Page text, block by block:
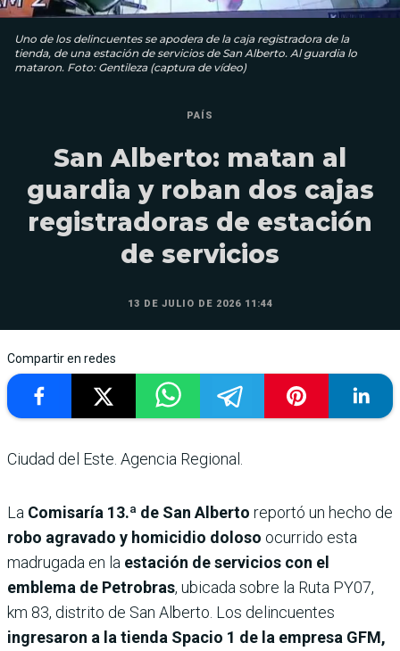
Uno de los delincuentes se apodera de la caja registradora de la
tienda, de una estación de servicios de San Alberto. Al guardia lo
mataron. Foto: Gentileza (captura de vídeo)
PAÍS
San Alberto: matan al
guardia y roban dos cajas
registradoras de estación
de servicios
13 DE JULIO DE 2026 11:44
Compartir en redes
Ciudad del Este. Agencia Regional.
La Comisaría 13.ª de San Alberto reportó un hecho de
robo agravado y homicidio doloso ocurrido esta
madrugada en la estación de servicios con el
emblema de Petrobras, ubicada sobre la Ruta PY07,
km 83, distrito de San Alberto. Los delincuentes
ingresaron a la tienda Spacio 1 de la empresa GFM,